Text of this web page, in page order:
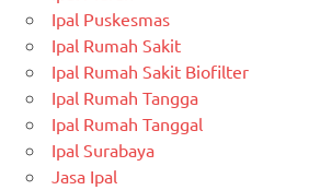
Ipal Puskesmas
Ipal Rumah Sakit
Ipal Rumah Sakit Biofilter
Ipal Rumah Tangga
Ipal Rumah Tanggal
Ipal Surabaya
Jasa Ipal